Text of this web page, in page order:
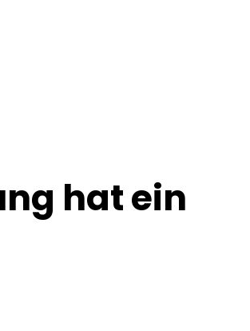
hat ein